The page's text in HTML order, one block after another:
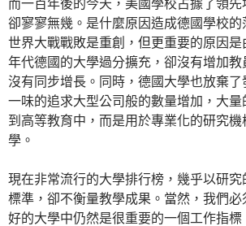
卻寥寥無幾。是什麼原因造成德國學校
世界大戰戰敗是重創，但更重要的原因
年代德國的大學過分擴充，卻沒有增加
沒有同步增長。同時，德國大學也放棄了
一味的追求大型公司般的數量增加，大
到高等教育中，而是用於專業化的研究
學。
現在非常流行的大學排行榜，幾乎以研
標準，卻不衡量教學成果。當然，我們
好的大學中仍然是很重要的一個工作指